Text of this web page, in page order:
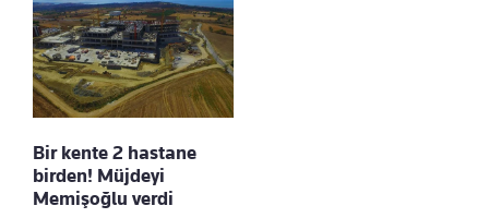
Bir kente 2 hastane
birden! Müjdeyi
Memişoğlu verdi